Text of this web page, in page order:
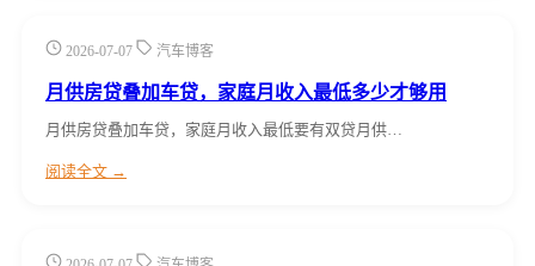
2026-07-07 汽车博客
月供房贷叠加车贷，家庭月收入最低多少才够用
月供房贷叠加车贷，家庭月收入最低要有双贷月供…
阅读全文 →